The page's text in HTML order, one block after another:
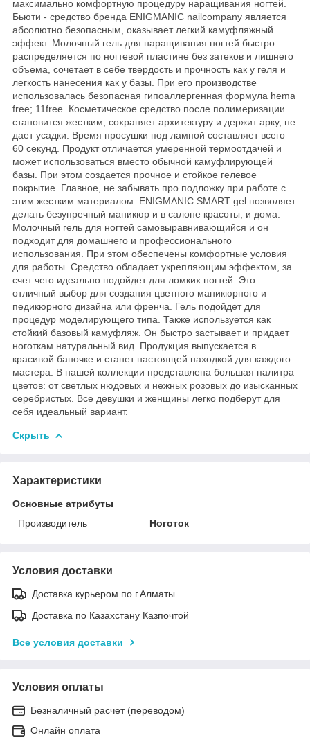
максимально комфортную процедуру наращивания ногтей.
Бьюти - средство бренда ENIGMANIC nailcompany является
абсолютно безопасным, оказывает легкий камуфляжный
эффект. Молочный гель для наращивания ногтей быстро
распределяется по ногтевой пластине без затеков и лишнего
объема, сочетает в себе твердость и прочность как у геля и
легкость нанесения как у базы. При его производстве
использовалась безопасная гипоаллергенная формула hema
free; 11free. Косметическое средство после полимеризации
становится жестким, сохраняет архитектуру и держит арку, не
дает усадки. Время просушки под лампой составляет всего
60 секунд. Продукт отличается умеренной термоотдачей и
может использоваться вместо обычной камуфлирующей
базы. При этом создается прочное и стойкое гелевое
покрытие. Главное, не забывать про подложку при работе с
этим жестким материалом. ENIGMANIC SMART gel позволяет
делать безупречный маникюр и в салоне красоты, и дома.
Молочный гель для ногтей самовыравнивающийся и он
подходит для домашнего и профессионального
использования. При этом обеспечены комфортные условия
для работы. Средство обладает укрепляющим эффектом, за
счет чего идеально подойдет для ломких ногтей. Это
отличный выбор для создания цветного маникюрного и
педикюрного дизайна или френча. Гель подойдет для
процедур моделирующего типа. Также используется как
стойкий базовый камуфляж. Он быстро застывает и придает
ноготкам натуральный вид. Продукция выпускается в
красивой баночке и станет настоящей находкой для каждого
мастера. В нашей коллекции представлена большая палитра
цветов: от светлых нюдовых и нежных розовых до изысканных
серебристых. Все девушки и женщины легко подберут для
себя идеальный вариант.
Скрыть
Характеристики
Основные атрибуты
Производитель
Ноготок
Условия доставки
Доставка курьером по г.Алматы
Доставка по Казахстану Казпочтой
Все условия доставки
Условия оплаты
Безналичный расчет (переводом)
Онлайн оплата